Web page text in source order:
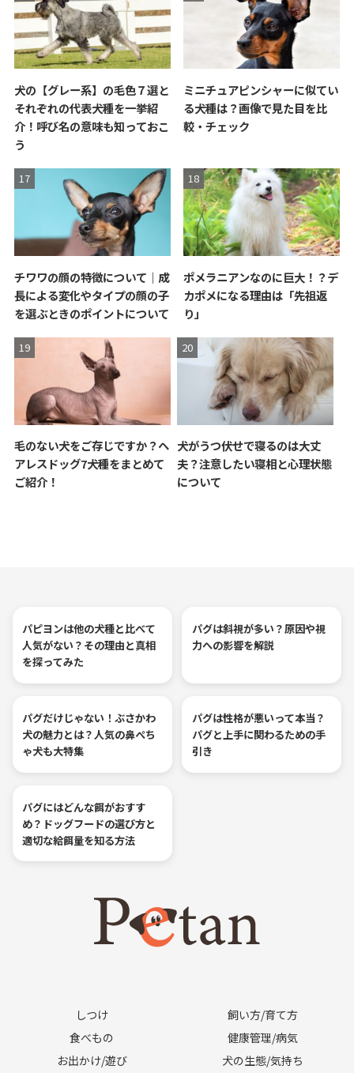
犬の【グレー系】の毛色７選と
それぞれの代表犬種を一挙紹
介！呼び名の意味も知っておこ
う
ミニチュアピンシャーに似てい
る犬種は？画像で見た目を比
較・チェック
チワワの顔の特徴について｜成
長による変化やタイプの顔の子
を選ぶときのポイントについて
ポメラニアンなのに巨大！？デ
カポメになる理由は「先祖返
り」
毛のない犬をご存じですか？ヘ
アレスドッグ7犬種をまとめて
ご紹介！
犬がうつ伏せで寝るのは大丈
夫？注意したい寝相と心理状態
について
パピヨンは他の犬種と比べて
人気がない？その理由と真相
を探ってみた
パグは斜視が多い？原因や視
力への影響を解説
パグだけじゃない！ぶさかわ
犬の魅力とは？人気の鼻ぺち
ゃ犬も大特集
パグは性格が悪いって本当？
パグと上手に関わるための手
引き
パグにはどんな餌がおすす
め？ドッグフードの選び方と
適切な給餌量を知る方法
しつけ
飼い方/育て方
食べもの
健康管理/病気
お出かけ/遊び
犬の生態/気持ち